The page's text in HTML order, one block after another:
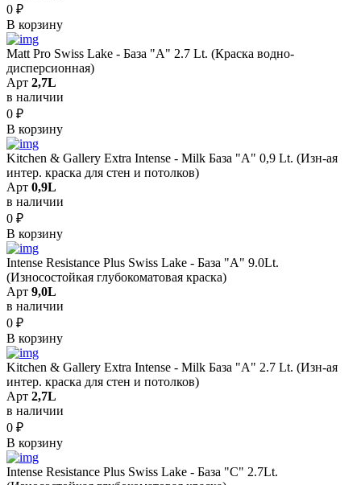
0 ₽
В корзину
Matt Pro Swiss Lake - База "A" 2.7 Lt. (Краска водно-
дисперсионная)
Арт 2,7L
в наличии
0 ₽
В корзину
Kitchen & Gallery Extra Intense - Milk База "A" 0,9 Lt. (Изн-ая
интер. краска для стен и потолков)
Арт 0,9L
в наличии
0 ₽
В корзину
Intense Resistance Plus Swiss Lake - База "A" 9.0Lt.
(Износостойкая глубокоматовая краска)
Арт 9,0L
в наличии
0 ₽
В корзину
Kitchen & Gallery Extra Intense - Milk База "A" 2.7 Lt. (Изн-ая
интер. краска для стен и потолков)
Арт 2,7L
в наличии
0 ₽
В корзину
Intense Resistance Plus Swiss Lake - База "C" 2.7Lt.